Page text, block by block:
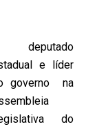
deputado
e líder
governo na
do